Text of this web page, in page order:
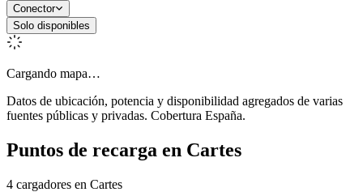
Conector
Solo disponibles
Cargando mapa…
Datos de ubicación, potencia y disponibilidad agregados de varias
fuentes públicas y privadas. Cobertura España.
Puntos de recarga en Cartes
4 cargadores en Cartes